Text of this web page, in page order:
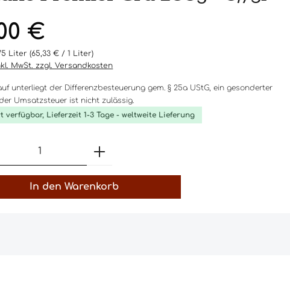
Preis:€
Liter(65,33 € / 1 Liter)
MwSt. zzgl. Versandkosten
unterliegt der Differenzbesteuerung gem. § 25a UStG, ein gesonderter
Umsatzsteuer ist nicht zulässig.
verfügbar, Lieferzeit 1-3 Tage - weltweite Lieferung
Anzahl: Gib den gewünschten
In den Warenkorb